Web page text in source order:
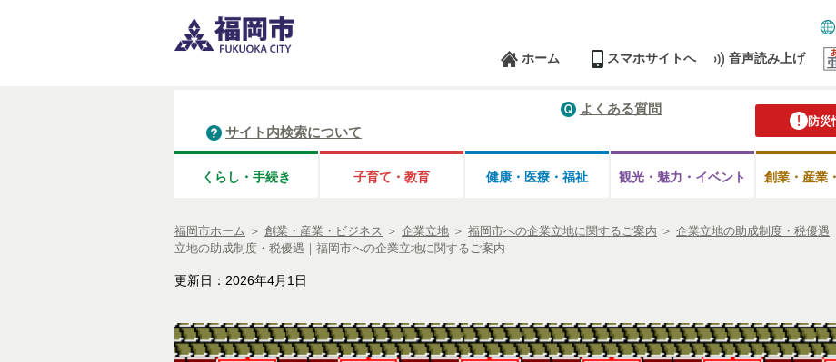
ホーム スマホサイトへ 音声読み上げ
防災
よくある質問
サイト内検索について
くらし・手続き 子育て・教育 健康・医療・ 福祉 観光・魅力・ イベント 創業・産業
福岡市ホーム ＞ 創業・産業・ビジネス ＞ 企業立地 ＞ 福岡市への企業立地に関するご案内 ＞ 企業立地の助成制度・税優遇
立地の助成制度・税優遇｜福岡市への企業立地に関するご案内
更新日：2026年4月1日